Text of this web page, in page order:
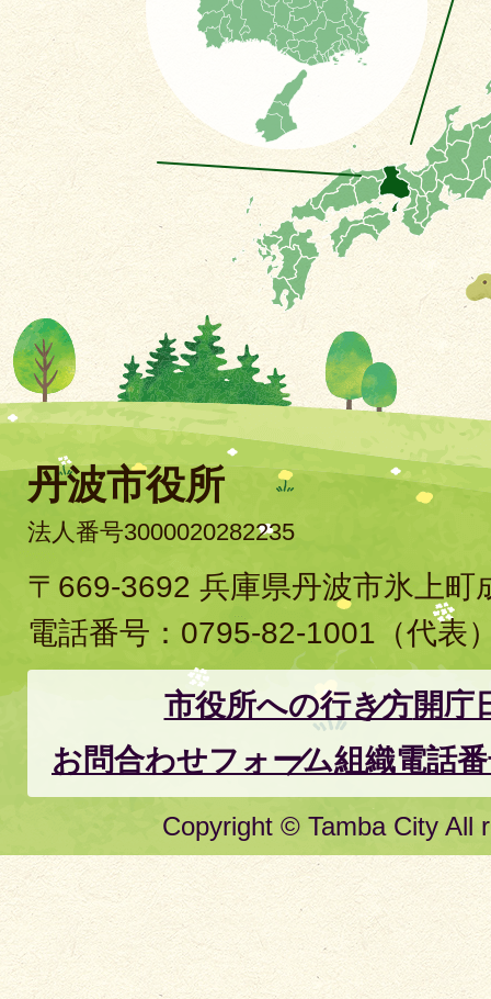
丹波市役所
法人番号3000020282235
〒669-3692 兵庫県丹波市氷上町
電話番号： 0795-82-1001 （代表
市役所への行き方開庁
お問合わせフォーム組織電話
Copyright © Tamba City All